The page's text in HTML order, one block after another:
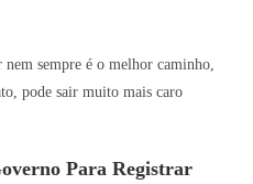
nem sempre é o melhor caminho,
pode sair muito mais caro
Para Registrar